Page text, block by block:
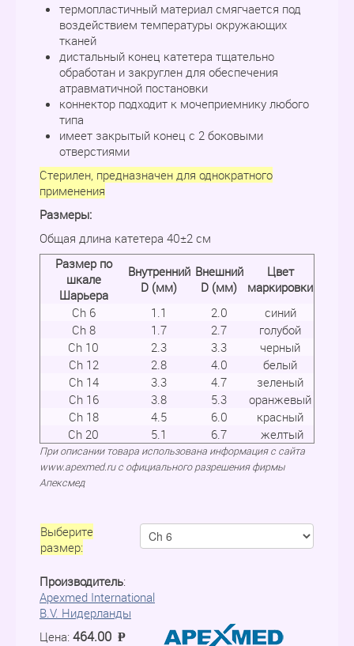
термопластичный материал смягчается под
воздействием температуры окружающих
тканей
дистальный конец катетера тщательно
обработан и закруглен для обеспечения
атравматичной постановки
коннектор подходит к мочеприемнику любого
типа
имеет закрытый конец с 2 боковыми
отверстиями
Стерилен, предназначен для однократного
применения
Размеры:
Общая длина катетера 40±2 см
Размер по
шкале
Шарьера
Внутренний
D (мм)
Внешний
D (мм)
Цвет
маркировки
Ch 6
1.1 2.0
синий
Ch 8
1.7 2.7
голубой
Ch 10
2.3 3.3
черный
Ch 12
2.8 4.0
белый
Ch 14
3.3 4.7
зеленый
Ch 16
3.8 5.3
оранжевый
Ch 18
4.5 6.0
красный
Ch 20
5.1 6.7 желтый
При описании товара использована информация с сайта
www.apexmed.ru с официального разрешения фирмы
Апексмед
Выберите
размер:
Производитель:
Apexmed International
B.V. Нидерланды
Цена: 464.00 =
P